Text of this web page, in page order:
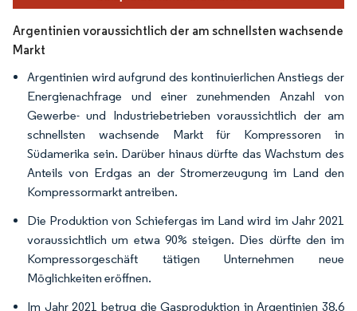
Argentinien voraussichtlich der am schnellsten wachsende
Markt
Argentinien wird aufgrund des kontinuierlichen Anstiegs der
Energienachfrage und einer zunehmenden Anzahl von
Gewerbe- und Industriebetrieben voraussichtlich der am
schnellsten wachsende Markt für Kompressoren in
Südamerika sein. Darüber hinaus dürfte das Wachstum des
Anteils von Erdgas an der Stromerzeugung im Land den
Kompressormarkt antreiben.
Die Produktion von Schiefergas im Land wird im Jahr 2021
voraussichtlich um etwa 90% steigen. Dies dürfte den im
Kompressorgeschäft tätigen Unternehmen neue
Möglichkeiten eröffnen.
Im Jahr 2021 betrug die Gasproduktion in Argentinien 38,6